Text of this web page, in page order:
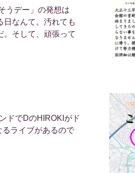
うデー」の発想は
日なんて。汚れても
。そして、頑張って
ドでDのHIROKIがド
ライブがあるので